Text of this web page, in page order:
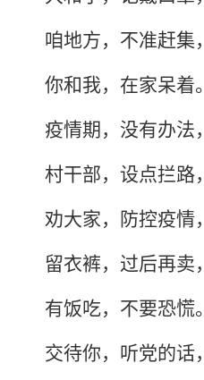
咱地方，不准赶集，
你和我，在家呆着。
疫情期，没有办法，
村干部，设点拦路，
劝大家，防控疫情，
留衣裤，过后再卖，
有饭吃，不要恐慌。
交待你，听党的话，